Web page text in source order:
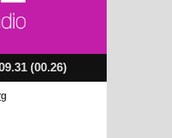
(00.26)